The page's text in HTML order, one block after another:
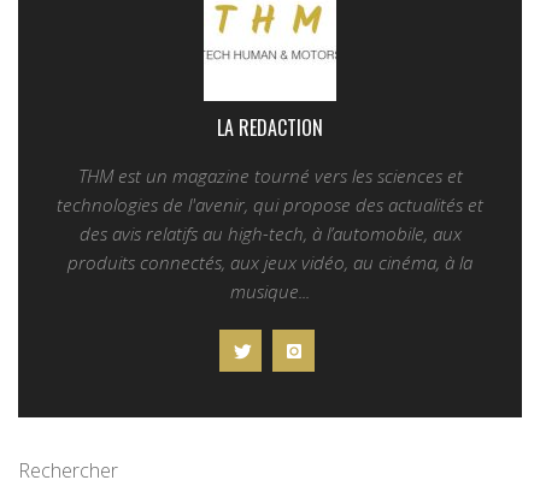
LA REDACTION
THM est un magazine tourné vers les sciences et
technologies de l'avenir, qui propose des actualités et
des avis relatifs au high-tech, à l’automobile, aux
produits connectés, aux jeux vidéo, au cinéma, à la
musique...
Rechercher